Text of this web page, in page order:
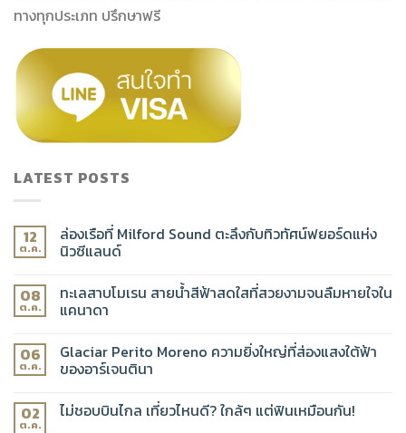
ทางทุกประเภท ปรึกษาฟรี
LATEST POSTS
12
ต.ค.
ล่องเรือที่ Milford Sound ตะลึงกับทิวทัศน์ฟยอร์ดแห่ง
นิวซีแลนด์
08
ต.ค.
ทะเลสาบโมเรน สายน้ำสีฟ้าสดใสที่สวยงามจนลืมหายใจใน
แคนาดา
06
ต.ค.
Glaciar Perito Moreno ความยิ่งใหญ่ที่ส่องแสงใต้ฟ้า
ของอาร์เจนตินา
02
ต.ค.
ไม่ชอบบินไกล เที่ยวไหนดี? ใกล้ๆ แต่ฟินเหมือนกัน!